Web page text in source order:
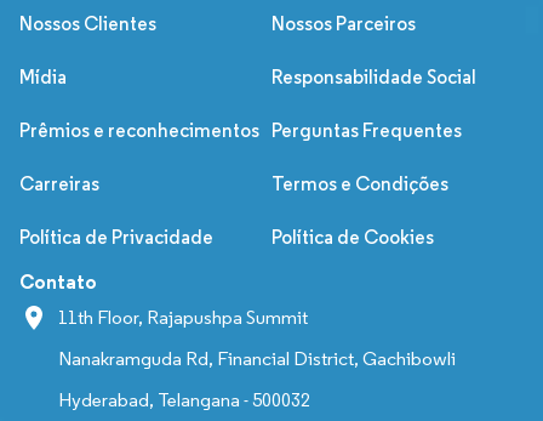
Nossos Clientes Nossos Parceiros
Mídia Responsabilidade Social
Prêmios e reconhecimentos Perguntas Frequentes
Carreiras Termos e Condições
Política de Privacidade Política de Cookies
Contato
11th Floor, Rajapushpa Summit
Nanakramguda Rd, Financial District, Gachibowli
Hyderabad, Telangana - 500032